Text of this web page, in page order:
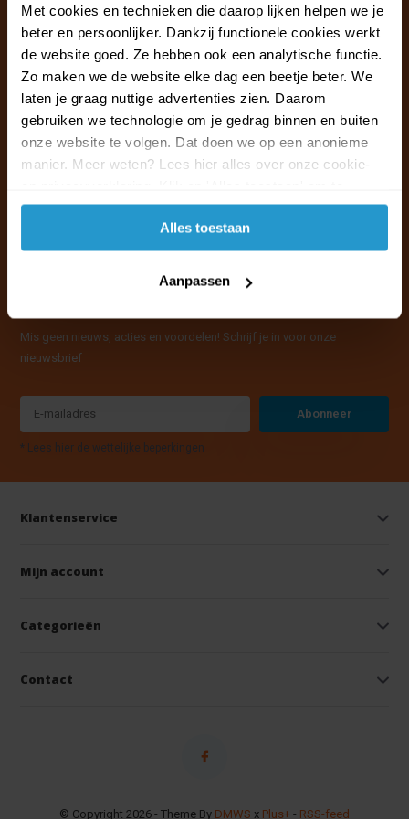
Met cookies en technieken die daarop lijken helpen we je
beter en persoonlijker. Dankzij functionele cookies werkt
de website goed. Ze hebben ook een analytische functie.
Zo maken we de website elke dag een beetje beter. We
laten je graag nuttige advertenties zien. Daarom
gebruiken we technologie om je gedrag binnen en buiten
onze website te volgen. Dat doen we op een anonieme
manier. Meer weten? Lees hier alles over onze cookie-
accepteren.
Alles toestaan
Aanpassen
Naar de klantenservice & FAQ
+31 (0)13 785 62 41
info@jouwoutlet.nl
Mis geen nieuws, acties en voordelen! Schrijf je in voor onze
nieuwsbrief
Abonneer
* Lees hier de wettelijke beperkingen
Klantenservice
Mijn account
Categorieën
Contact
© Copyright 2026 - Theme By DMWS x Plus+ - RSS-feed